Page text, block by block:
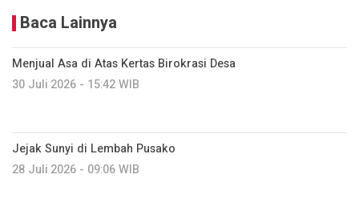
Baca Lainnya
Menjual Asa di Atas Kertas Birokrasi Desa
30 Juli 2026 - 15:42 WIB
Jejak Sunyi di Lembah Pusako
28 Juli 2026 - 09:06 WIB